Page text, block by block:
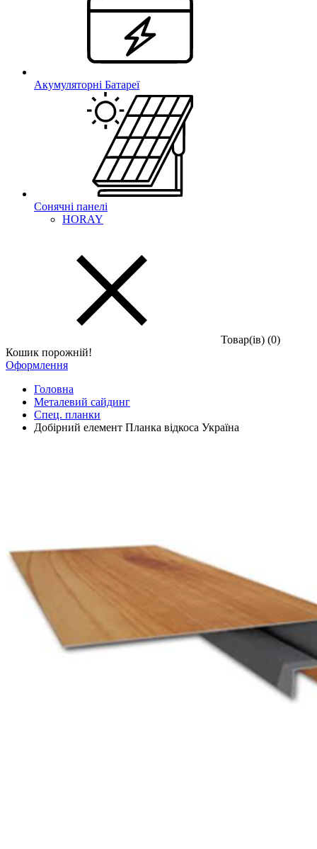
Акумуляторні Батареї
Сонячні панелі
HORAY
Товар(iв) (0)
Кошик порожній!
Оформлення
Головна
Металевий сайдинг
Спец. планки
Добірний елемент Планка відкоса Україна